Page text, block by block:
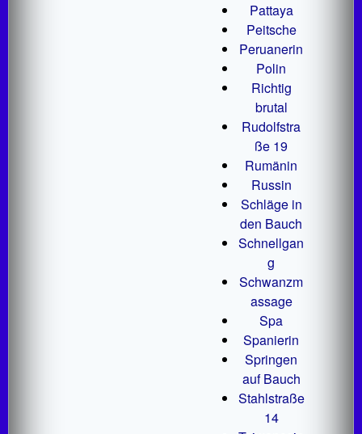
Pattaya
Peitsche
Peruanerin
Polin
Richtig
brutal
Rudolfstra
ße 19
Rumänin
Russin
Schläge in
den Bauch
Schnellgan
g
Schwanzm
assage
Spa
Spanierin
Springen
auf Bauch
Stahlstraße
14